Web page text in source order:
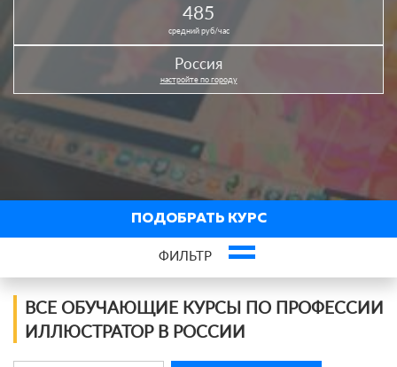
485
средний руб/час
Россия
настройте по городу
ВСЕ ОБУЧАЮЩИЕ КУРСЫ ПО ПРОФЕССИИ
ИЛЛЮСТРАТОР В РОССИИ
ПОДОБРАТЬ КУРС
ФИЛЬТР
Фильтр курсов по профессии
По виду